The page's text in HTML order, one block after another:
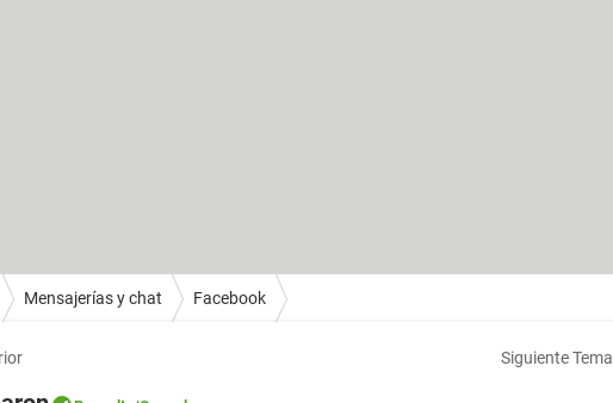
Mensajerías y chat Facebook
Siguiente Tema